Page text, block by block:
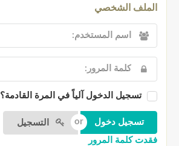
الملف الشخصي
تسجيل الدخول آلياً في المرة القادمة؟
التسجيل
فقدت كلمة المرور